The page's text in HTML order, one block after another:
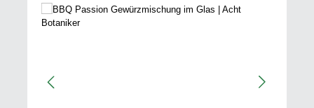
Bildergalerie überspringen